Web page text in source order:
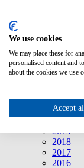
Mitteilungen
2026
2025
2024
2022
2021
2020
2019
2018
2017
2016
We use cookies
We may place these for
personalised content and
about the cookies we use
Accept